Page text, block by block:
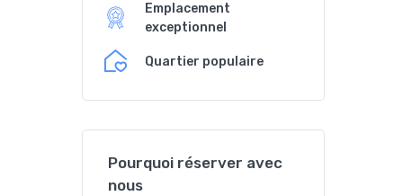
Emplacement
exceptionnel
Quartier populaire
Pourquoi réserver avec
nous